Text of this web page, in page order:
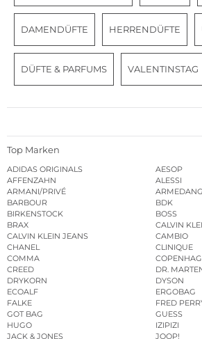
DAMENDÜFTE HERRENDÜFTE
DÜFTE & PARFUMS VALENTINSTAG
Top Marken
ADIDAS ORIGINALS
AESOP
AFFENZAHN
ALESSI
ARMANI/PRIVÉ
BARBOUR
BDK
BIRKENSTOCK
BOSS
BRAX
CALVIN
CALVIN KLEIN JEANS
CAMBIO
CHANEL
CLINIQUE
COMMA
CREED
DR.
DRYKORN
DYSON
ECOALF
ERGOBAG
FALKE
FRED
GOT BAG
GUESS
HUGO
IZIPIZI
JACK & JONES
JOOP!